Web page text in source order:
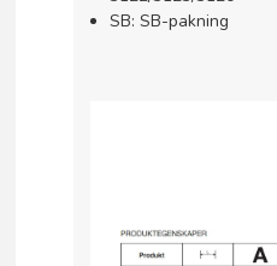
SB: SB-pakning